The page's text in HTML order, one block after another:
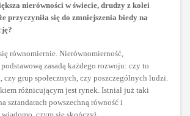
nierówności w świecie, drudzy z kolei
przyczyniła się do zmniejszenia biedy na
równomiernie. Nierównomierność,
zasadą każdego rozwoju: czy to
czy grup społecznych, czy poszczególnych ludzi.
różnicującym jest rynek. Istniał już taki
sztandarach powszechną równość i